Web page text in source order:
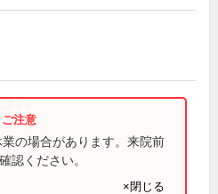
い)
の場合があります。来院前
認ください。
×閉じる